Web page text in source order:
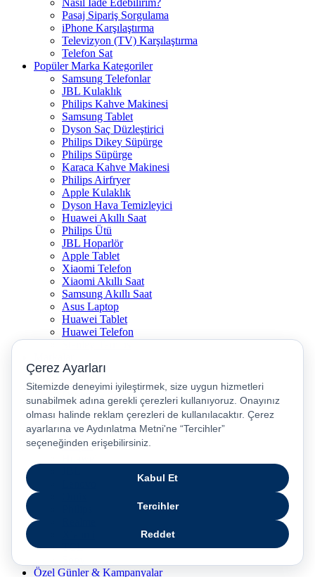
Nasıl İade Edebilirim?
Pasaj Sipariş Sorgulama
iPhone Karşılaştırma
Televizyon (TV) Karşılaştırma
Telefon Sat
Popüler Marka Kategoriler
Samsung Telefonlar
JBL Kulaklık
Philips Kahve Makinesi
Samsung Tablet
Dyson Saç Düzleştirici
Philips Dikey Süpürge
Philips Süpürge
Karaca Kahve Makinesi
Philips Airfryer
Apple Kulaklık
Dyson Hava Temizleyici
Huawei Akıllı Saat
Philips Ütü
JBL Hoparlör
Apple Tablet
Xiaomi Telefon
Xiaomi Akıllı Saat
Samsung Akıllı Saat
Asus Laptop
Huawei Tablet
Huawei Telefon
Apple
Samsung
Dyson
Anker
Arzum
Braun
Casper
TCL
Özel Günler & Kampanyalar